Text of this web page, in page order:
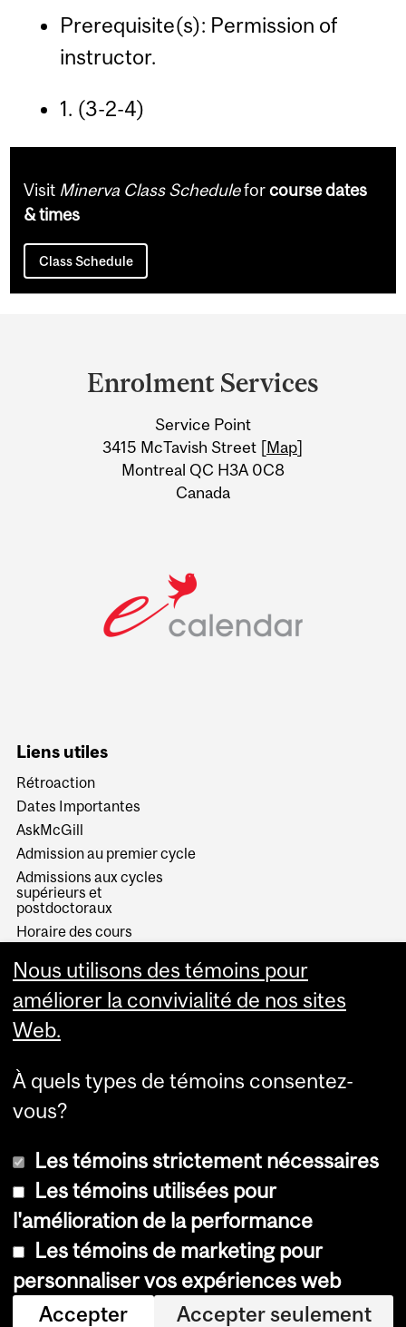
Prerequisite(s): Permission of
instructor.
1. (3-2-4)
Visit Minerva Class Scheduleforcourse dates
& times
Class Schedule
Information
Enrolment Services
Service Point
3415 McTavish Street [Map]
Montreal QC H3A 0C8
Canada
Liens utiles
Rétroaction
Dates Importantes
AskMcGill
Admission au premier cycle
Admissions aux cycles
supérieurs et
postdoctoraux
Horaire des cours
Services aux étudiants
© Université McGill, 2026
Accessibilité
Avis sur les témoins
Nous utilisons des témoins pour
améliorer la convivialité de nos sites
Web.
À quels types de témoins consentez-
vous?
Les témoins strictement nécessaires
Les témoins utilisées pour
l'amélioration de la performance
Les témoins de marketing pour
personnaliser vos expériences web
Accepter
Accepter seulement